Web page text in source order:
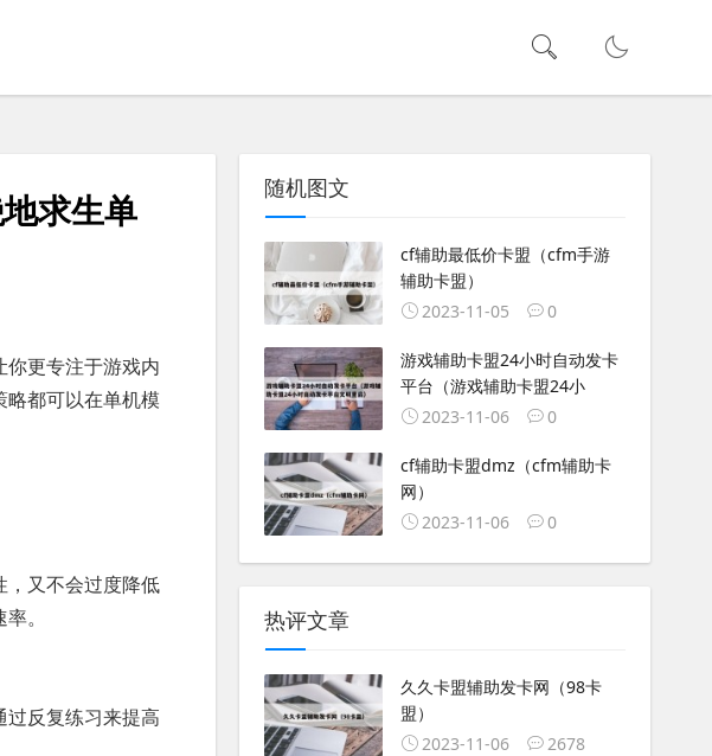
求生单
更专注于游戏内
都可以在单机模
，又不会过度降低
。
反复练习来提高
随机图文
cf辅助最低价卡盟（cfm手游
辅助卡盟）
2023-11-05
0
游戏辅助卡盟24小时自动发卡
平台（游戏辅助卡盟24小
2023-11-06
0
cf辅助卡盟dmz（cfm辅助卡
网）
2023-11-06
0
热评文章
久久卡盟辅助发卡网（98卡
盟）
2023-11-06
2678